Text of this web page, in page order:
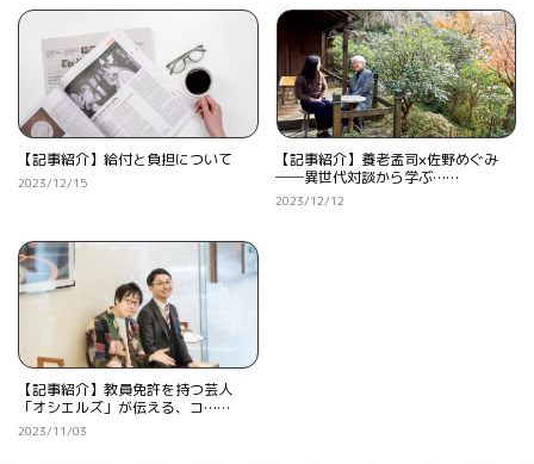
【記事紹介】給付と負担について
2023/12/15
【記事紹介】養老孟司×佐野めぐみ
──異世代対談から学ぶ……
2023/12/12
【記事紹介】教員免許を持つ芸人
「オシエルズ」が伝える、コ……
2023/11/03